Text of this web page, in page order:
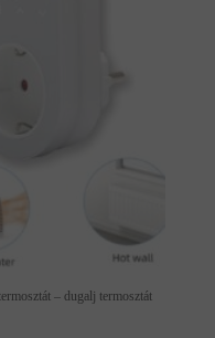
– dugalj termosztát